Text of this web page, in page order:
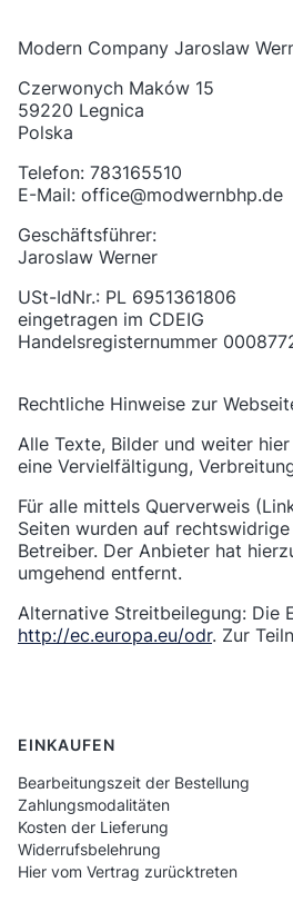
Modern Company Jaroslaw
Czerwonych Maków 15
59220 Legnica
Polska
Telefon: 783165510
E-Mail: office@modwernbhp.de
Geschäftsführer:
Jaroslaw Werner
USt-IdNr.: PL 6951361806
eingetragen im CDEIG
Handelsregisternummer
Rechtliche Hinweise zur
Alle Texte, Bilder und weiter
eine Vervielfältigung,
Für alle mittels Querverweis
Seiten wurden auf
Betreiber. Der Anbieter hat
umgehend entfernt.
Alternative Streitbeilegung: Die
http://ec.europa.eu/odr. Zur
Fußzeilenmenü
EINKAUFEN
Bearbeitungszeit der Bestellung
Zahlungsmodalitäten
Kosten der Lieferung
Widerrufsbelehrung
Hier vom Vertrag zurücktreten